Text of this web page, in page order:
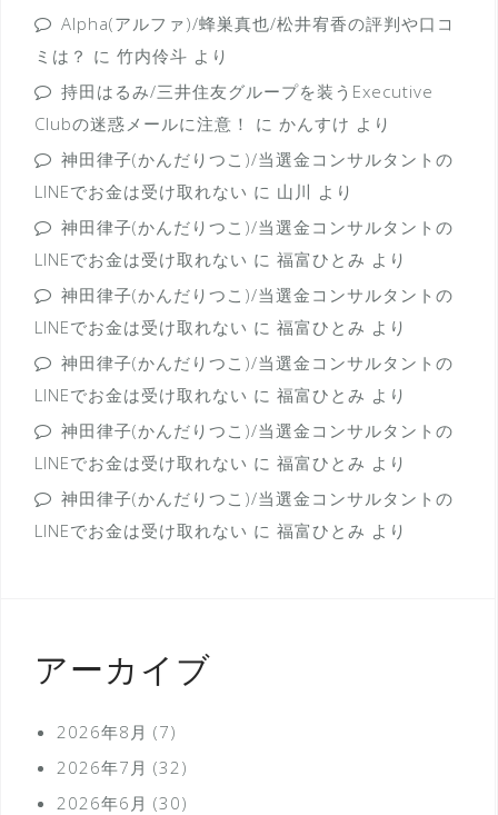
Alpha(アルファ)/蜂巣真也/松井宥香の評判や口コ
ミは？ に 竹内伶斗 より
持田はるみ/三井住友グループを装うExecutive
Clubの迷惑メールに注意！
に かんすけ より
神田律子(かんだりつこ)/当選金コンサルタントの
LINEでお金は受け取れない に 山川 より
神田律子(かんだりつこ)/当選金コンサルタントの
LINEでお金は受け取れない に 福富ひとみ より
神田律子(かんだりつこ)/当選金コンサルタントの
LINEでお金は受け取れない に 福富ひとみ より
神田律子(かんだりつこ)/当選金コンサルタントの
LINEでお金は受け取れない に 福富ひとみ より
神田律子(かんだりつこ)/当選金コンサルタントの
LINEでお金は受け取れない に 福富ひとみ より
神田律子(かんだりつこ)/当選金コンサルタントの
LINEでお金は受け取れない に 福富ひとみ より
アーカイブ
2026年8月 (7)
2026年7月 (32)
2026年6月 (30)